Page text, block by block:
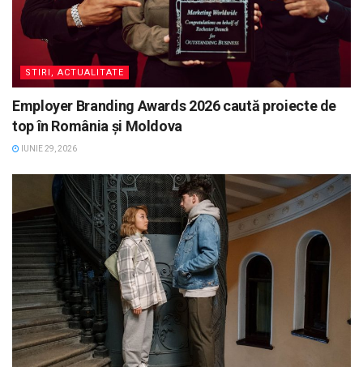
STIRI, ACTUALITATE
Employer Branding Awards 2026 caută proiecte de
top în România și Moldova
IUNIE 29, 2026